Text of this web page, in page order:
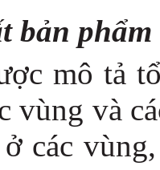
bản
mô tả
vùng và
các